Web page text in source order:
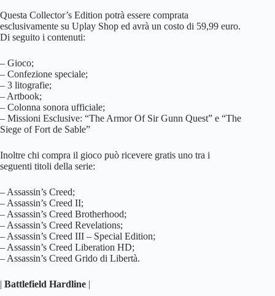
Questa Collector’s Edition potrà essere comprata
esclusivamente su Uplay Shop ed avrà un costo di 59,99 euro.
Di seguito i contenuti:
– Gioco;
– Confezione speciale;
– 3 litografie;
– Artbook;
– Colonna sonora ufficiale;
– Missioni Esclusive: “The Armor Of Sir Gunn Quest” e “The
Siege of Fort de Sable”
Inoltre chi compra il gioco può ricevere gratis uno tra i
seguenti titoli della serie:
– Assassin’s Creed;
– Assassin’s Creed II;
– Assassin’s Creed Brotherhood;
– Assassin’s Creed Revelations;
– Assassin’s Creed III – Special Edition;
– Assassin’s Creed Liberation HD;
– Assassin’s Creed Grido di Libertà.
| Battlefield Hardline |